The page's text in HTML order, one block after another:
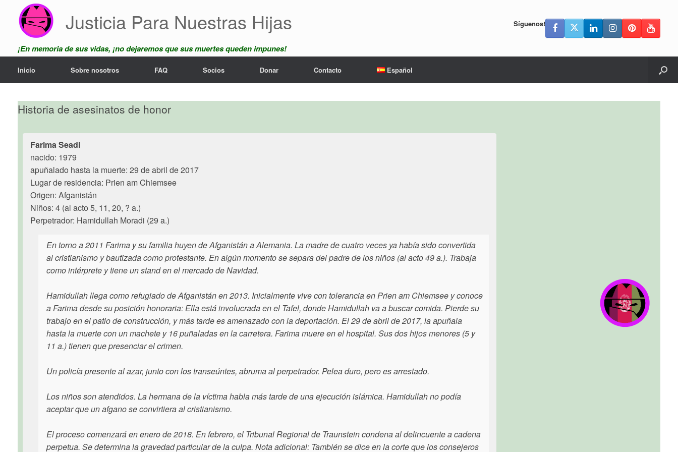
contenido
Justicia Para Nuestras Hijas
¡En memoria de sus vidas, ¡no dejaremos que sus muertes queden impunes!
Síguenos!
Inicio Sobre nosotros FAQ Socios Donar Contacto Español
Historia de asesinatos de honor
Farima Seadi
nacido: 1979
apuñalado hasta la muerte: 29 de abril de 2017
Lugar de residencia: Prien am Chiemsee
Origen: Afganistán
Niños: 4 (al acto 5, 11, 20, ? a.)
Perpetrador: Hamidullah Moradi (29 a.)
En torno a 2011 Farima y su familia huyen de Afganistán a Alemania. La madre de cuatro veces ya había sido convertida
al cristianismo y bautizada como protestante. En algún momento se separa del padre de los niños (al acto 49 a.). Trabaja
como intérprete y tiene un stand en el mercado de Navidad.
Hamidullah llega como refugiado de Afganistán en 2013. Inicialmente vive con tolerancia en Prien am Chiemsee y conoce
a Farima desde su posición honoraria: Ella está involucrada en el Tafel, donde Hamidullah va a buscar comida. Pierde su
trabajo en el patio de construcción, y más tarde es amenazado con la deportación. El 29 de abril de 2017, la apuñala
hasta la muerte con un machete y 16 puñaladas en la carretera. Farima muere en el hospital. Sus dos hijos menores (5 y
11 a.) tienen que presenciar el crimen.
Un policía presente al azar, junto con los transeúntes, abruma al perpetrador. Pelea duro, pero es arrestado.
Los niños son atendidos. La hermana de la víctima habla más tarde de una ejecución islámica. Hamidullah no podía
aceptar que un afgano se convirtiera al cristianismo.
El proceso comenzará en enero de 2018. En febrero, el Tribunal Regional de Traunstein condena al delincuente a cadena
perpetua. Se determina la gravedad particular de la culpa. Nota adicional: También se dice en la corte que los consejeros